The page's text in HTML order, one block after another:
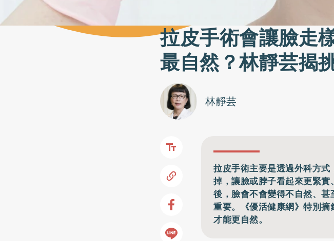
拉皮手術會讓臉走
最自然？林靜芸揭
林靜芸
拉皮手術主要是透過外科方
掉，讓臉或脖子看起來更緊
後，臉會不會變得不自然、
重要。《優活健康網》特別
才能更自然。